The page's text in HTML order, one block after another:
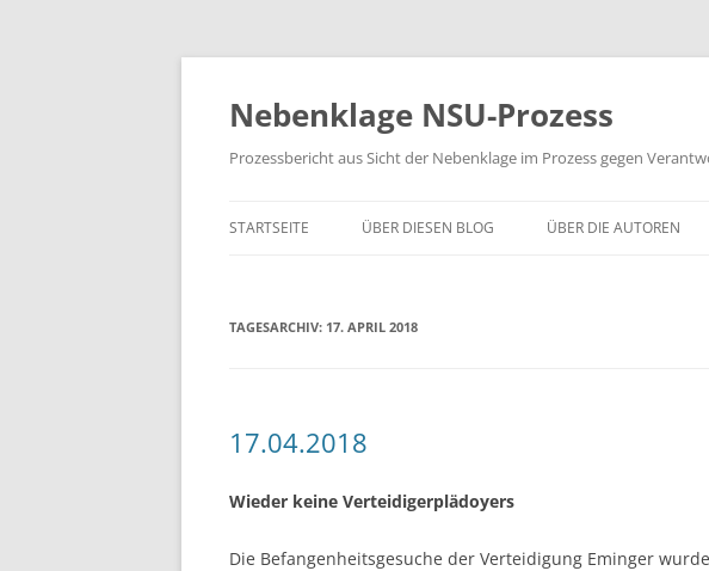
Zum
springen
Nebenklage NSU-Prozess
Prozessbericht aus Sicht der Nebenklage im Prozess gegen
STARTSEITE ÜBER DIESEN BLOG ÜBER DIE AUTOREN
TAGESARCHIV: 17. APRIL 2018
17.04.2018
Wieder keine Verteidigerplädoyers
Die Befangenheitsgesuche der Verteidigung Eminger